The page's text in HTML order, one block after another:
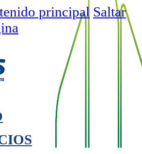
principal Saltar